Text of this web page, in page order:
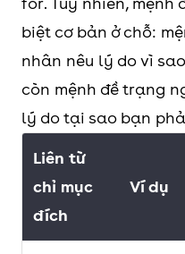
fact that
biệt cơ bản ở chỗ:
nhân nêu lý do vì
còn mệnh đề trạng
lý do tại sao bạn
Liên từ
chỉ mục
đích
Ví dụ